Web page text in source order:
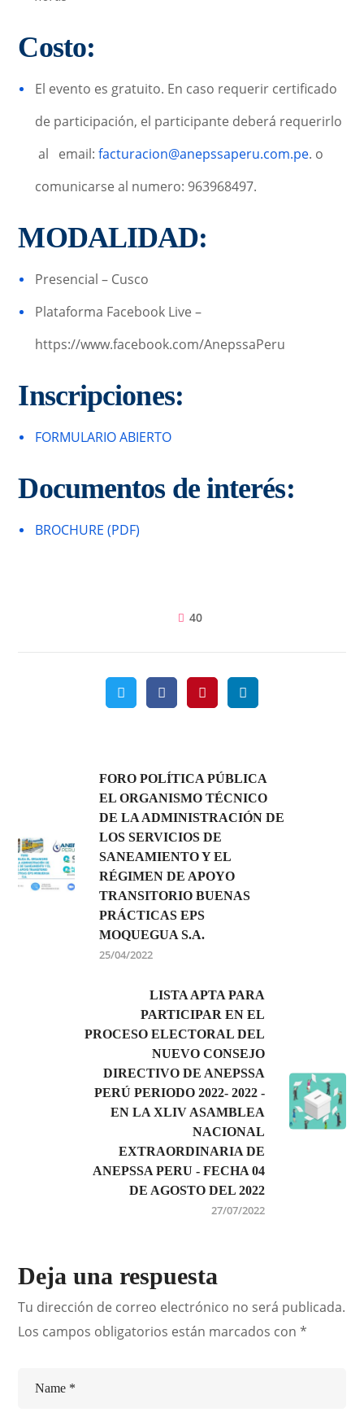
Costo:
El evento es gratuito. En caso requerir certificado
de participación, el participante deberá requerirlo
al email:facturacion@anepssaperu.com.pe. o
comunicarse al numero: 963968497.
MODALIDAD:
Presencial – Cusco
Plataforma Facebook Live –
https://www.facebook.com/AnepssaPeru
Inscripciones:
FORMULARIO ABIERTO
Documentos de interés:
BROCHURE (PDF)
40
FORO POLÍTICA PÚBLICA
EL ORGANISMO TÉCNICO
DE LA ADMINISTRACIÓN DE
LOS SERVICIOS DE
SANEAMIENTO Y EL
RÉGIMEN DE APOYO
TRANSITORIO BUENAS
PRÁCTICAS EPS
MOQUEGUA S.A.
25/04/2022
LISTA APTA PARA
PARTICIPAR EN EL
PROCESO ELECTORAL DEL
NUEVO CONSEJO
DIRECTIVO DE ANEPSSA
PERÚ PERIODO 2022- 2022 -
EN LA XLIV ASAMBLEA
NACIONAL
EXTRAORDINARIA DE
ANEPSSA PERU - FECHA 04
DE AGOSTO DEL 2022
27/07/2022
Deja una respuesta
Tu dirección de correo electrónico no será publicada.
Los campos obligatorios están marcados con*